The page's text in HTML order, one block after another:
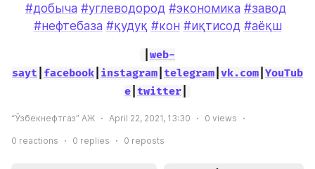
#добыча #углеводород #экономика #завод
#нефтебаза #қудуқ #кон #иқтисод #аёқш
web-
sayt facebook instagram telegram vk.com YouTub
e| twitter|
“Ўзбекнефтгаз” АЖ April 22, 2021, 13:30 0 views
0 reactions 0 replies 0 reposts